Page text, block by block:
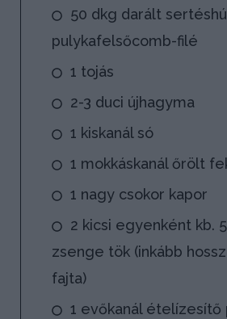
50 dkg darált
pulykafelsőcomb-filé
1 tojás
2-3 duci újhagyma
1 kiskanál só
1 mokkáskanál őrölt
1 nagy csokor kapor
2 kicsi egyenként kb.
zsenge tök (inkább
fajta)
1 evőkanál ételízesítő